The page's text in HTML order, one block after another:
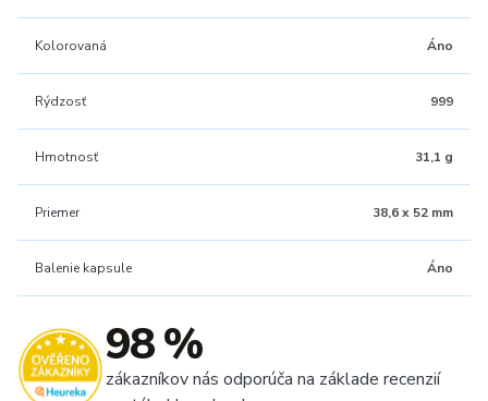
Kolorovaná Áno
Rýdzosť 999
Hmotnosť 31,1 g
Priemer 38,6 x 52 mm
Balenie kapsule Áno
98 %
zákazníkov nás odporúča na základe recenzií